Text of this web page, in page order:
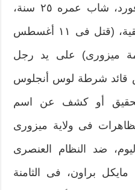
ميزورى، وهو مقتل إزيل فورد، شاب عمره ٢٥ سنة،
أسود اللون من أصول أفريقية، (قتل فى ١١ أغسطس
ميزورى) على يد رجل
قائد شرطة لوس أنجلوس
أو كشف عن اسم
فى ولاية ميزورى
ضد النظام العنصرى
براون، فى الثامنة